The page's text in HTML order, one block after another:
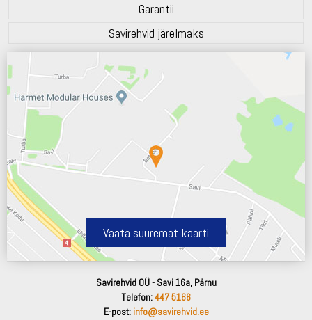
Garantii
Savirehvid järelmaks
Vaata suuremat kaarti
Savirehvid OÜ - Savi 16a, Pärnu
Telefon:447 5166
E-post: info@savirehvid.ee